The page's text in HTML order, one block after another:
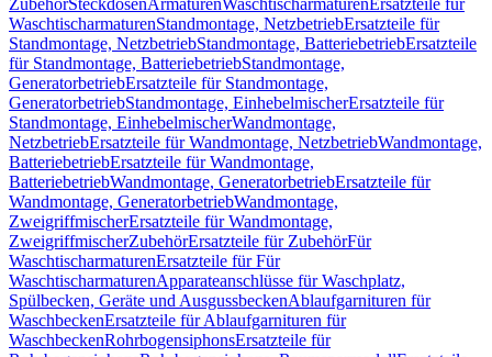
ZubehörSteckdosenArmaturenWaschtischarmaturen Ersatzteile für
WaschtischarmaturenStandmontage, NetzbetriebErsatzteile für
Standmontage, NetzbetriebStandmontage, BatteriebetriebErsatzteile
für Standmontage, BatteriebetriebStandmontage,
GeneratorbetriebErsatzteile für Standmontage,
GeneratorbetriebStandmontage, EinhebelmischerErsatzteile für
Standmontage, EinhebelmischerWandmontage,
NetzbetriebErsatzteile für Wandmontage, NetzbetriebWandmontage,
BatteriebetriebErsatzteile für Wandmontage,
BatteriebetriebWandmontage, GeneratorbetriebErsatzteile für
Wandmontage, GeneratorbetriebWandmontage,
ZweigriffmischerErsatzteile für Wandmontage,
ZweigriffmischerZubehörErsatzteile für ZubehörFür
WaschtischarmaturenErsatzteile für Für
WaschtischarmaturenApparateanschlüsse für Waschplatz,
Spülbecken, Geräte und AusgussbeckenAblaufgarnituren für
WaschbeckenErsatzteile für Ablaufgarnituren für
WaschbeckenRohrbogensiphonsErsatzteile für